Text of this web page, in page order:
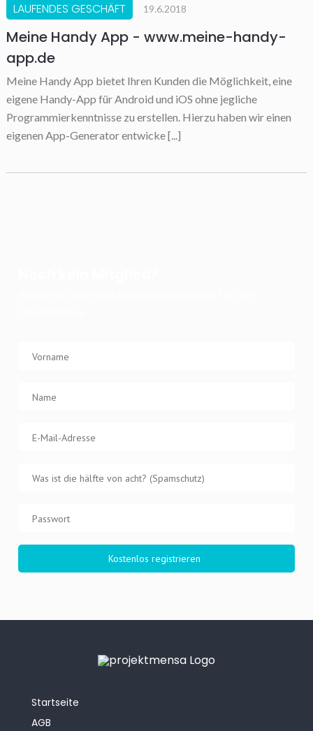
LAUFENDES GESCHÄFT 19.6.2018
Meine Handy App - www.meine-handy-
app.de
Meine Handy App bietet Ihren Kunden die Möglichkeit, eine
eigene Handy-App für Android und iOS ohne jegliche
Programmierkenntnisse zu erstellen. Hierzu haben wir einen
eigenen App-Generator entwicke [...]
Startseite
AGB